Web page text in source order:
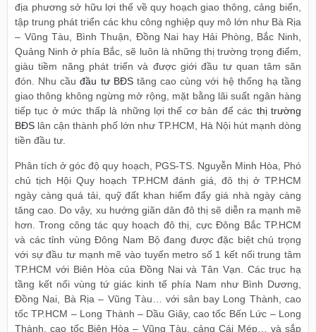
địa phương sở hữu lợi thế về quy hoạch giao thông, cảng biển,
tập trung phát triển các khu công nghiệp quy mô lớn như Bà Rịa
– Vũng Tàu, Bình Thuận, Đồng Nai hay Hải Phòng, Bắc Ninh,
Quảng Ninh ở phía Bắc, sẽ luôn là những thị trường trọng điểm,
giàu tiềm năng phát triển và được giới đầu tư quan tâm săn
đón. Nhu cầuđầu tư BĐStăng cao cùng với hệ thống hạ tầng
giao thông không ngừng mở rộng, mặt bằng lãi suất ngân hàng
tiếp tục ở mức thấp là những lợi thế cơ bản để các thị trường
BĐS lân cận thành phố lớn như TP.HCM, Hà Nội hút mạnh dòng
tiền đầu tư.
Phân tích ở góc độ quy hoạch, PGS-TS. Nguyễn Minh Hòa, Phó
chủ tịch Hội Quy hoạch TP.HCM đánh giá, đô thị ở TP.HCM
ngày càng quá tải, quỹ đất khan hiếm đẩy giá nhà ngày càng
tăng cao. Do vậy, xu hướng giãn dân đô thị sẽ diễn ra mạnh mẽ
hơn. Trong công tác quy hoạch đô thị, cực Đông Bắc TP.HCM
và các tỉnh vùng Đông Nam Bộ đang được đặc biệt chú trọng
với sự đầu tư mạnh mẽ vào tuyến metro số 1 kết nối trung tâm
TP.HCM với Biên Hòa của Đồng Nai và Tân Vạn. Các trục hạ
tầng kết nối vùng tứ giác kinh tế phía Nam như Bình Dương,
Đồng Nai, Bà Rịa – Vũng Tàu… với sân bay Long Thành, cao
tốc TP.HCM – Long Thành – Dầu Giây, cao tốc Bến Lức – Long
Thành, cao tốc Biên Hòa – Vũng Tàu, cảng Cái Mép… và sắp